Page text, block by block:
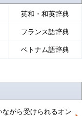
英和・和英辞典
フランス語辞典
ベトナム語辞典
がら受けられるオン